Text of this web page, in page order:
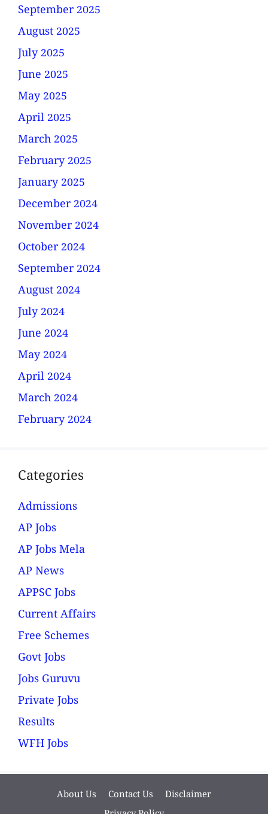
September 2025
August 2025
July 2025
June 2025
May 2025
April 2025
March 2025
February 2025
January 2025
December 2024
November 2024
October 2024
September 2024
August 2024
July 2024
June 2024
May 2024
April 2024
March 2024
February 2024
Categories
Admissions
AP Jobs
AP Jobs Mela
AP News
APPSC Jobs
Current Affairs
Free Schemes
Govt Jobs
Jobs Guruvu
Private Jobs
Results
WFH Jobs
About Us Contact Us
Disclaimer